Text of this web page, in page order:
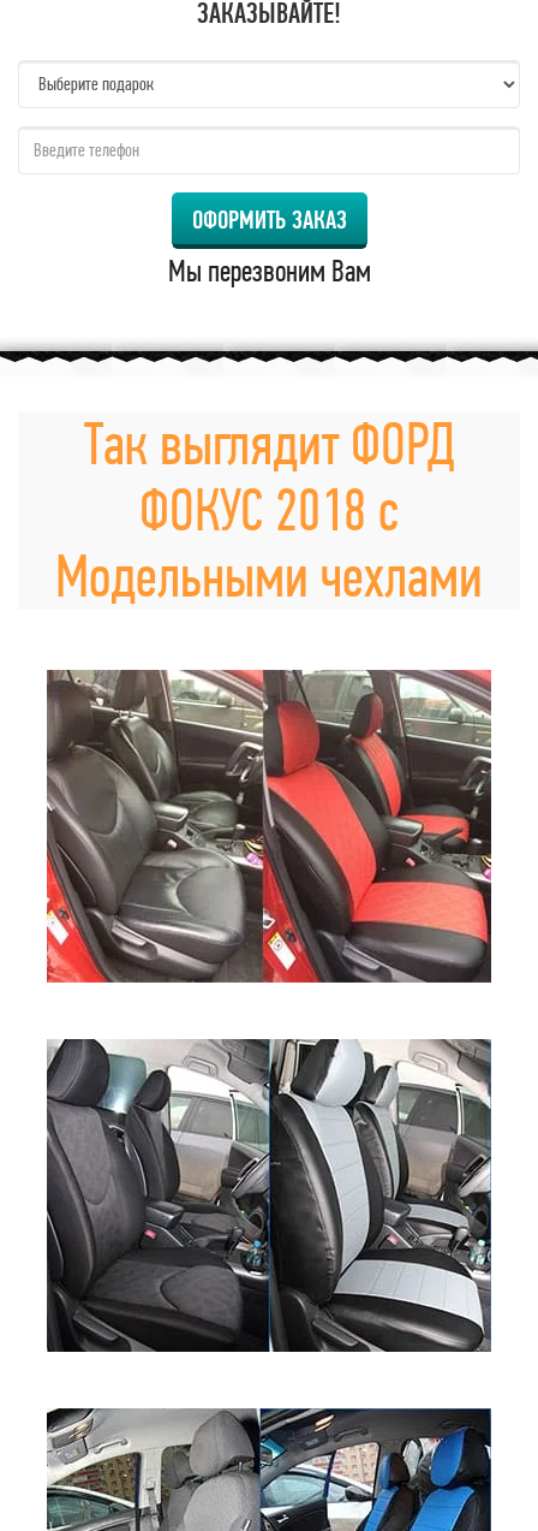
ЗАКАЗЫВАЙТЕ!
ОФОРМИТЬ ЗАКАЗ
Мы перезвоним Вам
Так выглядит ФОРД
ФОКУС 2018 с
Модельными чехлами